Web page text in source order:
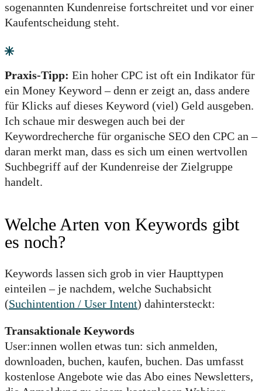
sogenannten Kundenreise fortschreitet und vor einer
Kaufentscheidung steht.
Praxis-Tipp: Ein hoher CPC ist oft ein Indikator für
ein Money Keyword – denn er zeigt an, dass andere
für Klicks auf dieses Keyword (viel) Geld ausgeben.
Ich schaue mir deswegen auch bei der
Keywordrecherche für organische SEO den CPC an –
daran merkt man, dass es sich um einen wertvollen
Suchbegriff auf der Kundenreise der Zielgruppe
handelt.
Welche Arten von Keywords gibt
es noch?
Keywords lassen sich grob in vier Haupttypen
einteilen – je nachdem, welche Suchabsicht
(Suchintention / User Intent) dahintersteckt:
Transaktionale Keywords
User:innen wollen etwas tun: sich anmelden,
downloaden, buchen, kaufen, buchen. Das umfasst
kostenlose Angebote wie das Abo eines Newsletters,